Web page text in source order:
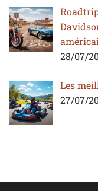
28/07/
Les
27/07/